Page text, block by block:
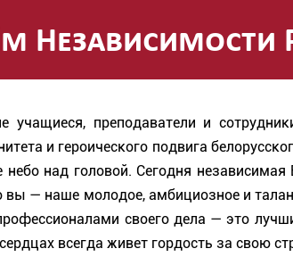
Независимости
учащиеся, преподаватели и
и героического подвига
небо над головой. Сегодня
вы — наше молодое, амбициозное и
своего дела — это
всегда живет гордость за свою